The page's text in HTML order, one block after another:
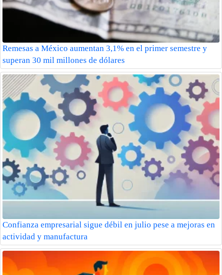
Remesas a México aumentan 3,1% en el primer semestre y
superan 30 mil millones de dólares
Confianza empresarial sigue débil en julio pese a mejoras en
actividad y manufactura